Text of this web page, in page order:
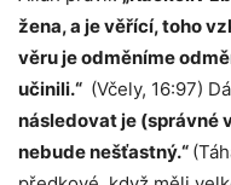
žena, a je věřící, toho
věru je odměníme
učinili.“ (Včely, 16:97)
následovat je (správné
nebude nešťastný.“